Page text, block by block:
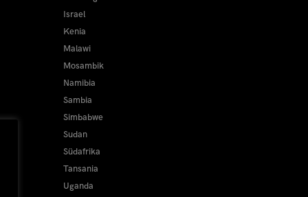
Israel
Kenia
Malawi
Mosambik
Namibia
Sambia
Simbabwe
Sudan
Südafrika
Tansania
Uganda